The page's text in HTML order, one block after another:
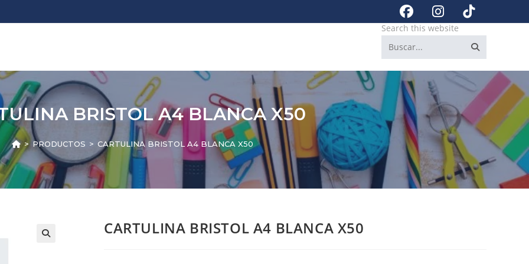
Search this website
BRISTOL A4 BLANCA X50
> PRODUCTOS > CARTULINA BRISTOL A4 BLANCA X50
CARTULINA BRISTOL A4 BLANCA X50